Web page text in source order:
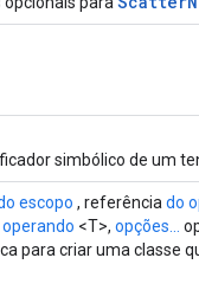
simbólico de um
escopo , referência do
<T>, opções...
para criar uma classe